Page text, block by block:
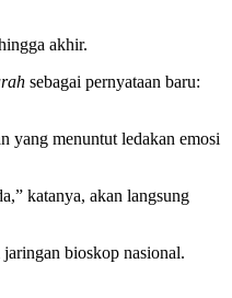
akhir.
sebagai pernyataan baru:
yang menuntut ledakan emosi
katanya, akan langsung
bioskop nasional.